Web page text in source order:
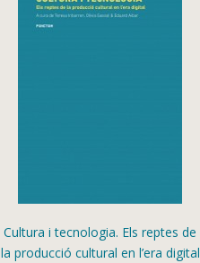
Cultura i tecnologia. Els reptes de
la producció cultural en l’era digital